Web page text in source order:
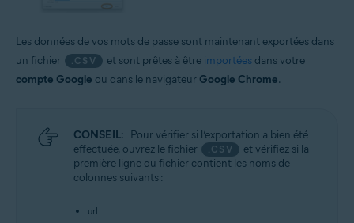
Les données de vos mots de passe sont maintenant exportées dans
un fichier
.CSV et sont prêtes à être importées dans votre
compte Google ou dans le navigateur Google Chrome.
CONSEIL: Pour vérifier si l’exportation a bien été
effectuée, ouvrez le fichier
.CSV
et vérifiez si la
première ligne du fichier contient les noms de
colonnes suivants :
url